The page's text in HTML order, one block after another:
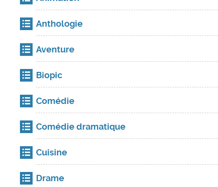
Anthologie
Aventure
Biopic
Comédie
Comédie dramatique
Cuisine
Drame